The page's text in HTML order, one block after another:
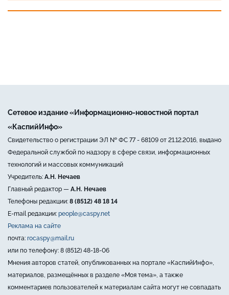
Сетевое издание «Информационно-новостной портал
«КаспийИнфо»
Свидетельство о регистрации ЭЛ № ФС 77 - 68109 от 21.12.2016, выдано
Федеральной службой по надзору в сфере связи, информационных
технологий и массовых коммуникаций
Учредитель: А.Н. Нечаев
Главный редактор — А.Н. Нечаев
Телефоны редакции: 8 (8512) 48 18 14
E-mail редакции: people@caspy.net
Реклама на сайте
почта: rocaspy@mail.ru
или по телефону: 8 (8512) 48-18-06
Мнения авторов статей, опубликованных на портале «КаспийИнфо»,
материалов, размещённых в разделе «Моя тема», а также
комментариев пользователей к материалам сайта могут не совпадать